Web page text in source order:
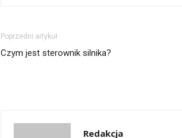
Poprzedni artykuł
Czym jest sterownik silnika?
Redakcja